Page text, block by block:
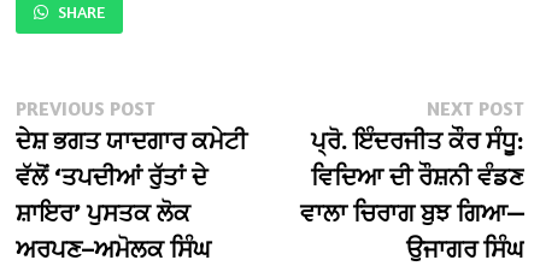
SHARE
Post
navigation
PREVIOUS POSTPrevious
post:
ਦੇਸ਼ ਭਗਤ ਯਾਦਗਾਰ ਕਮੇਟੀ
ਵੱਲੋਂ ‘ਤਪਦੀਆਂ ਰੁੱਤਾਂ ਦੇ
ਸ਼ਾਇਰ’ ਪੁਸਤਕ ਲੋਕ
ਅਰਪਣ–ਅਮੋਲਕ ਸਿੰਘ
NEXT POST
ਪ੍ਰੋ. ਇੰਦਰਜੀਤ ਕੌਰ ਸੰਧੂ:
ਵਿਦਿਆ ਦੀ ਰੌਸ਼ਨੀ ਵੰਡਣ
ਵਾਲਾ ਚਿਰਾਗ ਬੁਝ ਗਿਆ—
ਉਜਾਗਰ ਸਿੰਘ